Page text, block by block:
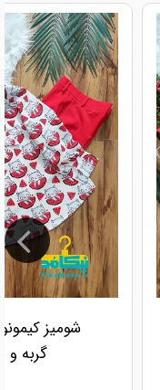
شومیز
گربه و